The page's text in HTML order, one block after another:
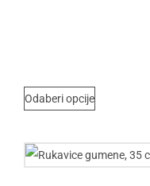
Odaberi opcije